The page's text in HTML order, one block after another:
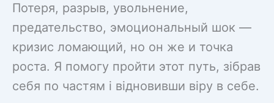
Потеря, разрыв, увольнение,
предательство, эмоциональный шок —
кризис ломающий, но он же и точка
роста. Я помогу пройти этот путь, зібрав
себя по частям і відновивши віру в себе.